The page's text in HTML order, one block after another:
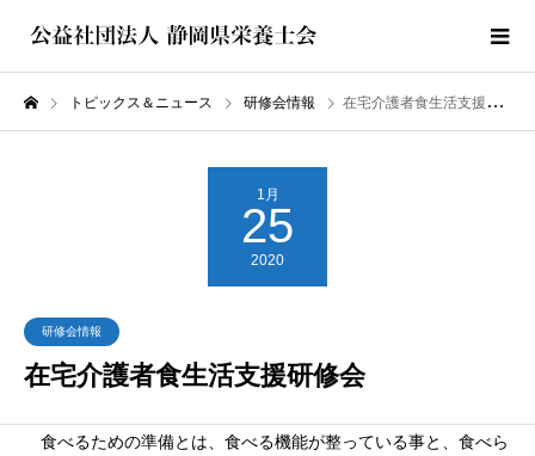
トピックス＆ニュース 研修会情報 在宅介護者食生活支援研修会
1月
25
2020
研修会情報
在宅介護者食生活支援研修会
食べるための準備とは、食べる機能が整っている事と、食べら